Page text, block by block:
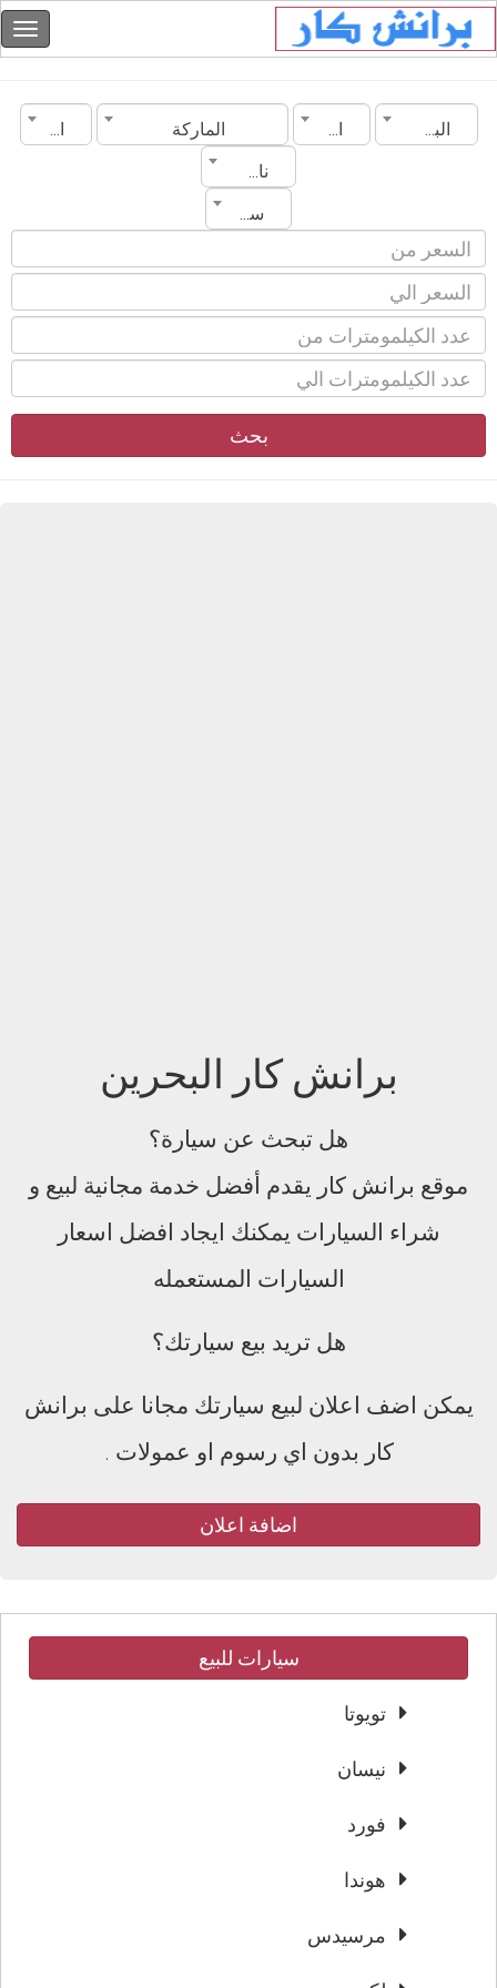
البحرين المدينة الماركة
الموديل
ناقل الحركة
سنة الصنع
بحث
برانش كار البحرين
هل تبحث عن سيارة؟
موقع برانش كار يقدم أفضل خدمة مجانية لبيع و
شراء السيارات يمكنك ايجاد افضل اسعار
السيارات المستعمله
هل تريد بيع سيارتك؟
يمكن اضف اعلان لبيع سيارتك مجانا على برانش
كار بدون اي رسوم او عمولات .
اضافة اعلان
سيارات للبيع
تويوتا
نيسان
فورد
هوندا
مرسيدس